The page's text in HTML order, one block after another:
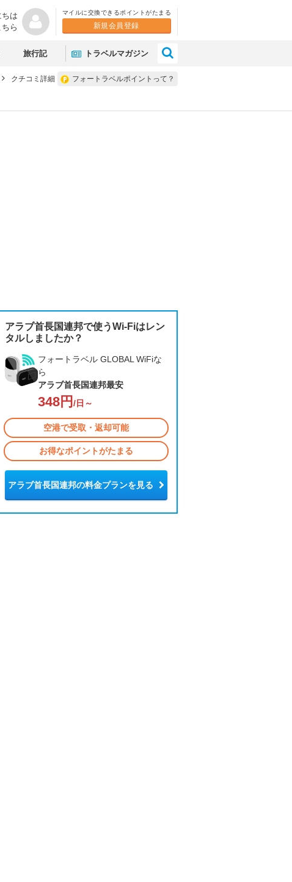
ちは
ら
マイルに交換できるポイントがたまる
新規会員登録
旅行記 トラベルマガジン
フォートラベルポイントって？
クチコミ詳細
アラブ首長国連邦で使うWi-Fiはレン
タルしましたか？
フォートラベル GLOBAL WiFiな
ら
アラブ首長国連邦最安
348円 /日～
空港で受取・返却可能
お得なポイントがたまる
アラブ首長国連邦の料金プランを見る